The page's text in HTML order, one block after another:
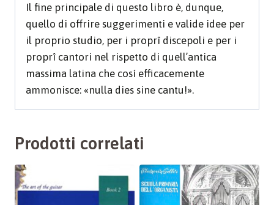
Il fine principale di questo libro è, dunque,
quello di offrire suggerimenti e valide idee per
il proprio studio, per i proprî discepoli e per i
proprî cantori nel rispetto di quell’antica
massima latina che cosí efficacemente
ammonisce: «nulla dies sine cantu!».
Prodotti correlati